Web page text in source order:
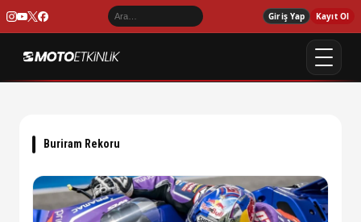
Giriş Yap Kayıt Ol
Buriram Rekoru